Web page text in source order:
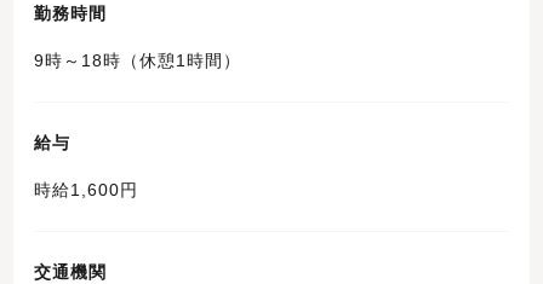
勤務時間
9時～18時（休憩1時間）
給与
時給1,600円
交通機関